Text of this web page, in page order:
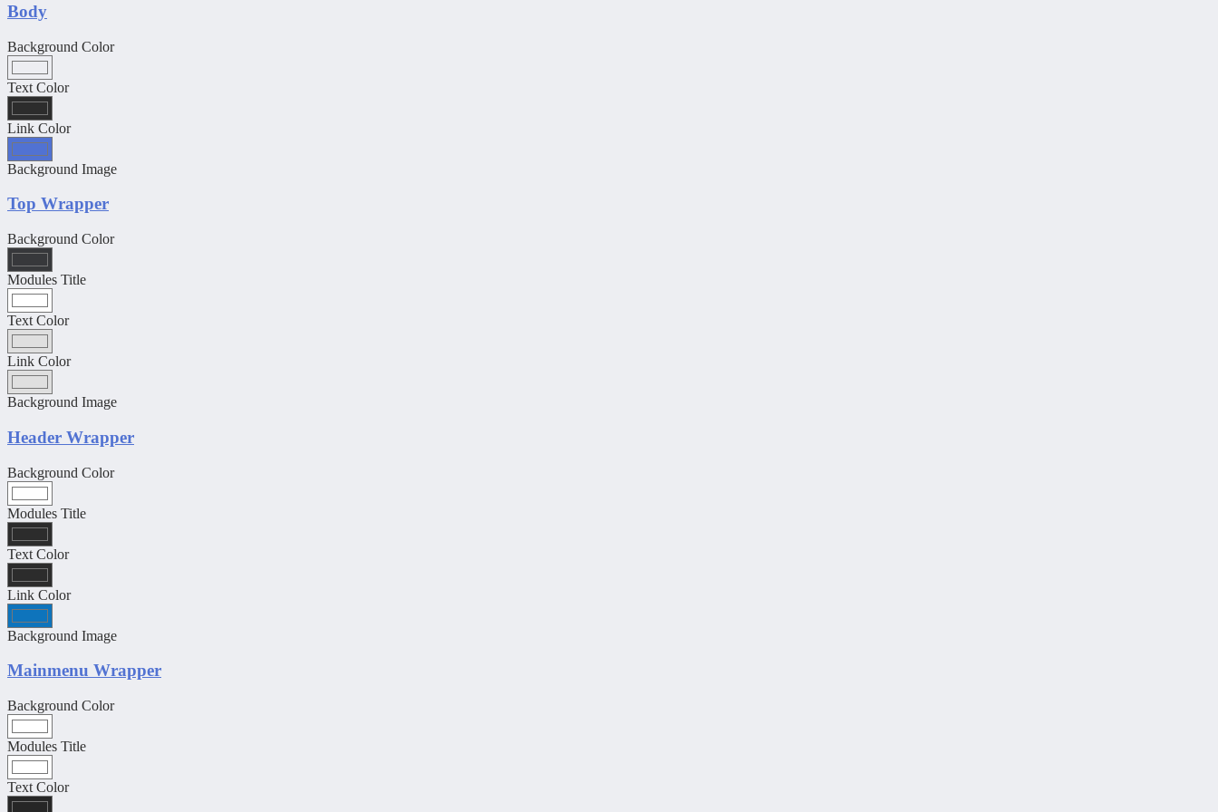
Body
Background Color
Text Color
Link Color
Background Image
Top Wrapper
Background Color
Modules Title
Text Color
Link Color
Background Image
Header Wrapper
Background Color
Modules Title
Text Color
Link Color
Background Image
Mainmenu Wrapper
Background Color
Modules Title
Text Color